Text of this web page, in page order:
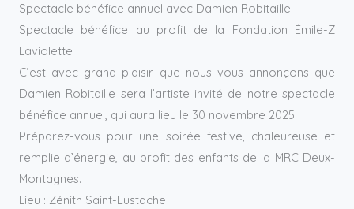
Spectacle bénéfice annuel avec Damien Robitaille
Spectacle bénéfice au profit de la Fondation Émile-Z
Laviolette
C’est avec grand plaisir que nous vous annonçons que
Damien Robitaille sera l’artiste invité de notre spectacle
bénéfice annuel, qui aura lieu le 30 novembre 2025!
Préparez-vous pour une soirée festive, chaleureuse et
remplie d’énergie, au profit des enfants de la MRC Deux-
Montagnes.
Lieu : Zénith Saint-Eustache